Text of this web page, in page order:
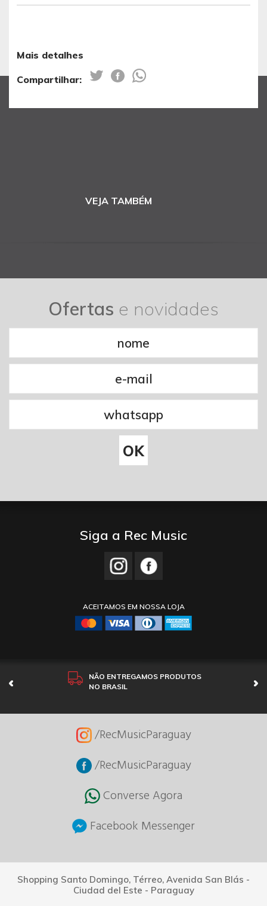
Mais detalhes
Compartilhar:
VEJA TAMBÉM
Ofertas e novidades
Siga a Rec Music
ACEITAMOS EM NOSSA LOJA
NÃO ENTREGAMOS PRODUTOS
NO BRASIL
/RecMusicParaguay
/RecMusicParaguay
Converse Agora
Facebook Messenger
Shopping Santo Domingo, Térreo, Avenida San Blás -
Ciudad del Este - Paraguay